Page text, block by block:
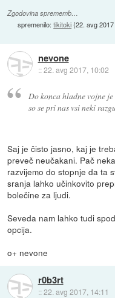
Zgodovina sprememb…
spremenilo:tikitoki(22. avg
nevone
::22. avg 2017, 10:02
Do konca hladne vojne
so se pri nas vsi neki
Saj je čisto jasno, kaj je
preveč neučakani. Pač
razvijemo do stopnje da ta
sranja lahko učinkovito
bolečine za ljudi.
Seveda nam lahko tudi
opcija.
o+ nevone
r0b3rt
::22. avg 2017, 14:11